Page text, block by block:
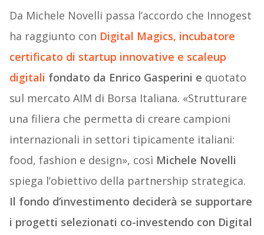
Da Michele Novelli passa l’accordo che Innogest
ha raggiunto con Digital Magics, incubatore
certificato di startup innovative e scaleup
digitali fondato da Enrico Gasperini e quotato
sul mercato AIM di Borsa Italiana. «Strutturare
una filiera che permetta di creare campioni
internazionali in settori tipicamente italiani:
food, fashion e design», così Michele Novelli
spiega l’obiettivo della partnership strategica.
Il fondo d’investimento deciderà se supportare
i progetti selezionati co-investendo con Digital